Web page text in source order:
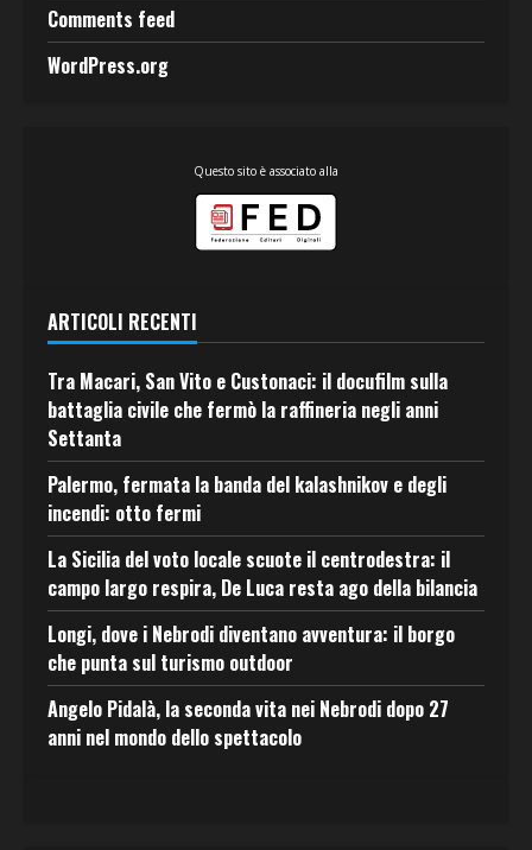
Comments feed
WordPress.org
Questo sito è associato alla
ARTICOLI RECENTI
Tra Macari, San Vito e Custonaci: il docufilm sulla
battaglia civile che fermò la raffineria negli anni
Settanta
Palermo, fermata la banda del kalashnikov e degli
incendi: otto fermi
La Sicilia del voto locale scuote il centrodestra: il
campo largo respira, De Luca resta ago della bilancia
Longi, dove i Nebrodi diventano avventura: il borgo
che punta sul turismo outdoor
Angelo Pidalà, la seconda vita nei Nebrodi dopo 27
anni nel mondo dello spettacolo